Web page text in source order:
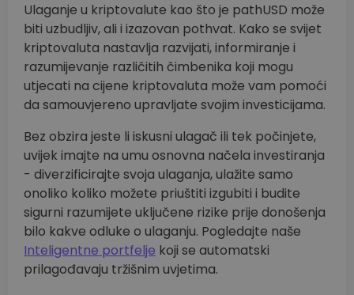
Ulaganje u kriptovalute kao što je pathUSD može
biti uzbudljiv, ali i izazovan pothvat. Kako se svijet
kriptovaluta nastavlja razvijati, informiranje i
razumijevanje različitih čimbenika koji mogu
utjecati na cijene kriptovaluta može vam pomoći
da samouvjereno upravljate svojim investicijama.
Bez obzira jeste li iskusni ulagač ili tek počinjete,
uvijek imajte na umu osnovna načela investiranja
- diverzificirajte svoja ulaganja, ulažite samo
onoliko koliko možete priuštiti izgubiti i budite
sigurni razumijete uključene rizike prije donošenja
bilo kakve odluke o ulaganju. Pogledajte naše
Inteligentne portfelje koji se automatski
prilagođavaju tržišnim uvjetima.